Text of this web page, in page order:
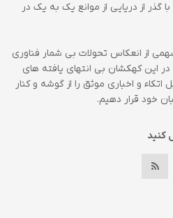
گذر از دریایی از موانع یک به یک در
از انعکاس تحولات بی شمار فناوری
در این کهکشان بی انتهای یافته های
و اخباری موثق را از گوشه و کنار
خود قرار دهیم.
کنید